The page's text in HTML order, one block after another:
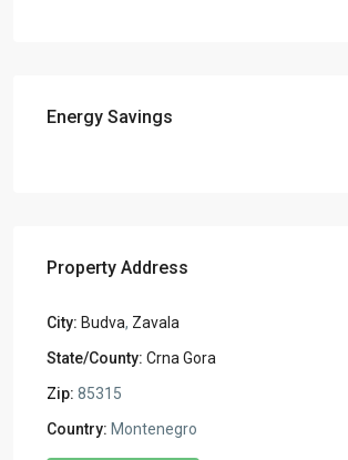
Energy Savings
Property Address
City: Budva, Zavala
State/County: Crna Gora
Zip: 85315
Country: Montenegro